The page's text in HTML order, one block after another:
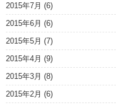
2015年7月 (6)
2015年6月 (6)
2015年5月 (7)
2015年4月 (9)
2015年3月 (8)
2015年2月 (6)